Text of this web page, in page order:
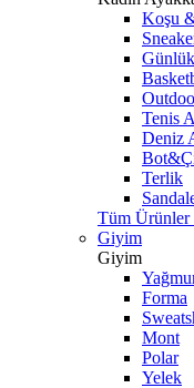
Koşu
Tenis
Deniz
Terlik
Tüm Ürünler
Giyim
Giyim
Forma
Mont
Polar
Yelek